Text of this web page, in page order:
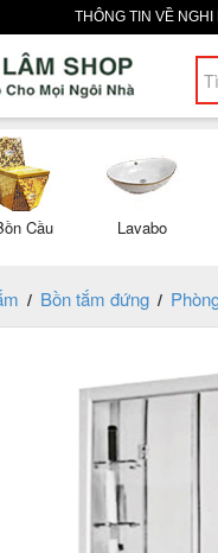
THÔNG TIN VỀ NGHI
Cầu Lavabo
/ Bồn tắm đứng /